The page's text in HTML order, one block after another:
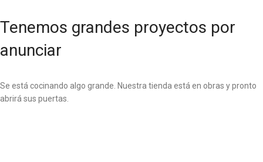
Tenemos grandes proyectos por
anunciar
Se está cocinando algo grande. Nuestra tienda está en obras y pronto
abrirá sus puertas.